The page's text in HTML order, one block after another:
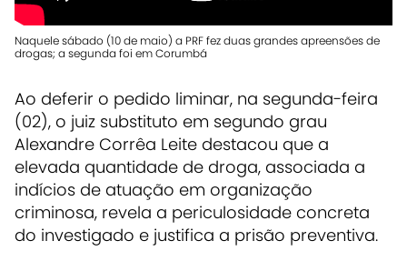
Naquele sábado (10 de maio) a PRF fez duas grandes apreensões de
drogas; a segunda foi em Corumbá
Ao deferir o pedido liminar, na segunda-feira
(02), o juiz substituto em segundo grau
Alexandre Corrêa Leite destacou que a
elevada quantidade de droga, associada a
indícios de atuação em organização
criminosa, revela a periculosidade concreta
do investigado e justifica a prisão preventiva.